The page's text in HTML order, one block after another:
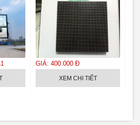
GIÁ: 400.000 Đ
XEM CHI TIẾT